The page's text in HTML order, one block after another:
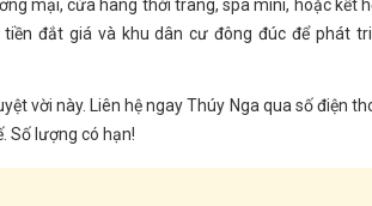
mại, cửa hàng thời trang, spa mini, hoặc kết
đắt giá và khu dân cư đông đúc để phát
vời này. Liên hệ ngay Thúy Nga qua số điện
Số lượng có hạn!